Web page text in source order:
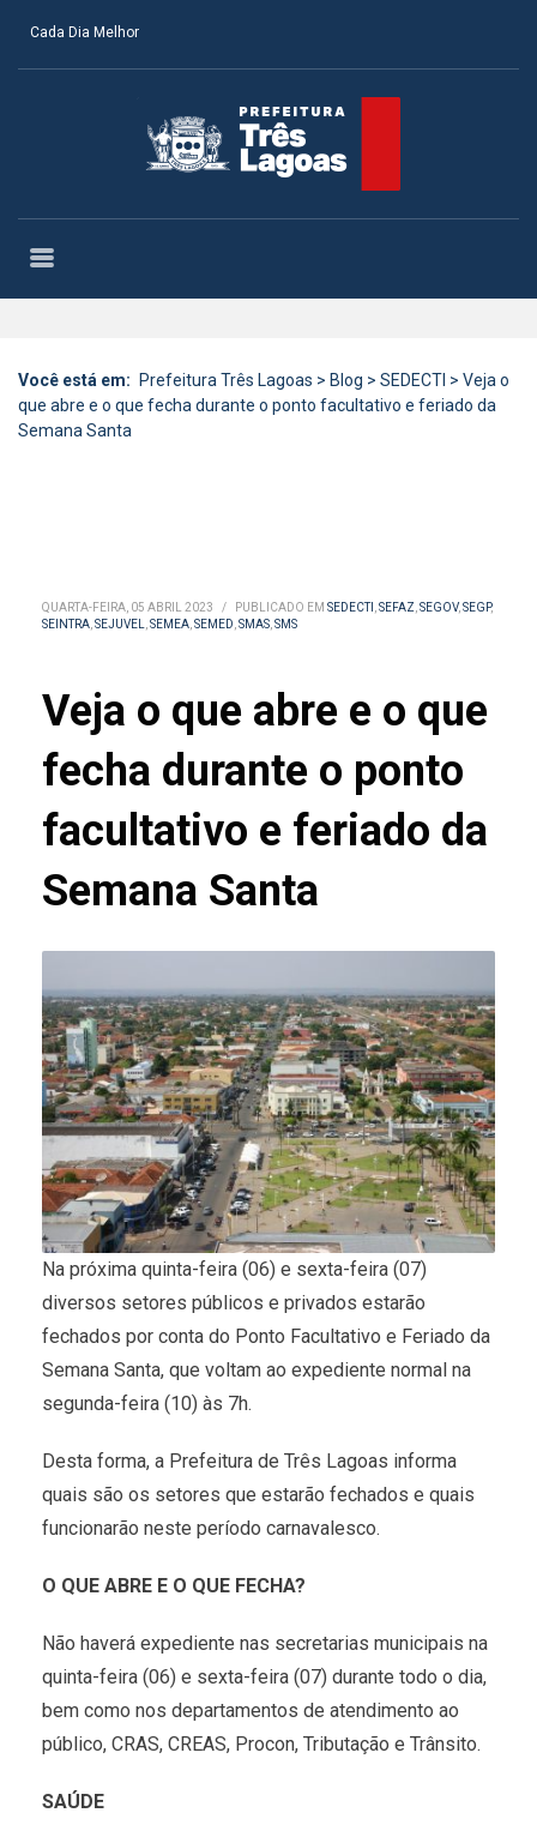
Cada Dia Melhor
Você está em: Prefeitura Três Lagoas > Blog > SEDECTI > Veja o
que abre e o que fecha durante o ponto facultativo e feriado da
Semana Santa
QUARTA-FEIRA, 05 ABRIL 2023 / PUBLICADO EM SEDECTI ,SEFAZ,SEGOV,SEGP,
SEINTRA,SEJUVEL,SEMEA,SEMED,SMAS,SMS
Veja o que abre e o que
fecha durante o ponto
facultativo e feriado da
Semana Santa
Na próxima quinta-feira (06) e sexta-feira (07)
diversos setores públicos e privados estarão
fechados por conta do Ponto Facultativo e Feriado da
Semana Santa, que voltam ao expediente normal na
segunda-feira (10) às 7h.
Desta forma, a Prefeitura de Três Lagoas informa
quais são os setores que estarão fechados e quais
funcionarão neste período carnavalesco.
O QUE ABRE E O QUE FECHA?
Não haverá expediente nas secretarias municipais na
quinta-feira (06) e sexta-feira (07) durante todo o dia,
bem como nos departamentos de atendimento ao
público, CRAS, CREAS, Procon, Tributação e Trânsito.
SAÚDE